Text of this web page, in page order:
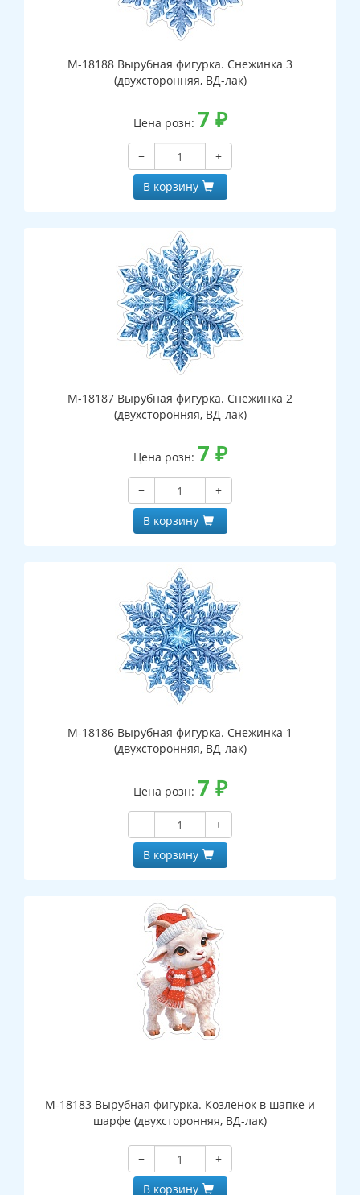
М-18188 Вырубная фигурка. Снежинка 3
(двухсторонняя, ВД-лак)
Цена розн: 7 ₽
−
+
В корзину
М-18187 Вырубная фигурка. Снежинка 2
(двухсторонняя, ВД-лак)
Цена розн: 7 ₽
−
+
В корзину
М-18186 Вырубная фигурка. Снежинка 1
(двухсторонняя, ВД-лак)
Цена розн: 7 ₽
−
+
В корзину
М-18183 Вырубная фигурка. Козленок в шапке и
шарфе (двухсторонняя, ВД-лак)
−
+
В корзину